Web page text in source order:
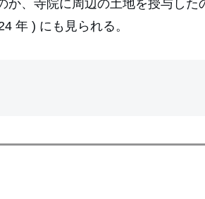
、寺院に周辺の土地を授与し
年 ) にも見られる。